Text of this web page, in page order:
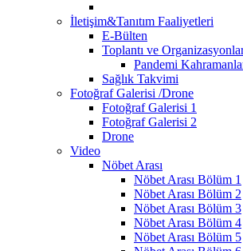
İletişim&Tanıtım Faaliyetleri
E-Bülten
Toplantı ve
Pandemi
Sağlık Takvimi
Fotoğraf Galerisi /Drone
Fotoğraf Galerisi 1
Fotoğraf Galerisi 2
Drone
Video
Nöbet Arası
Nöbet Arası Bölüm 1
Nöbet Arası Bölüm 2
Nöbet Arası Bölüm 3
Nöbet Arası Bölüm 4
Nöbet Arası Bölüm 5